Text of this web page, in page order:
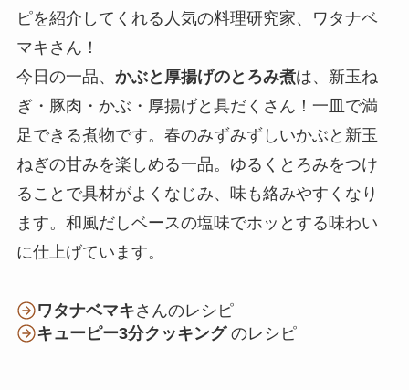
ピを紹介してくれる人気の料理研究家、ワタナベ
マキさん！
今日の一品、 かぶと厚揚げのとろみ煮は、新玉ね
ぎ・豚肉・かぶ・厚揚げと具だくさん！一皿で満
足できる煮物です。春のみずみずしいかぶと新玉
ねぎの甘みを楽しめる一品。ゆるくとろみをつけ
ることで具材がよくなじみ、味も絡みやすくなり
ます。和風だしベースの塩味でホッとする味わい
に仕上げています。
ワタナベマキさんのレシピ
キューピー3分クッキングのレシピ